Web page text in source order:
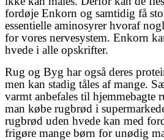
fordøje Enkorn og samtidig få
essentielle aminosyrer hvoraf
for vores nervesystem. Enkorn
hvede i alle opskrifter.
Rug og Byg har også deres
men kan stadig tåles af mange.
varmt anbefales til hjemmebagte
man købe rugbrød i
rugbrød uden hvede kan med
frigøre mange børn for unødig